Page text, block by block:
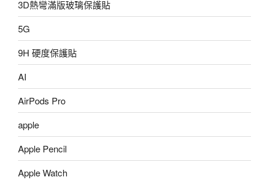
3D熱彎滿版玻璃保護貼
5G
9H 硬度保護貼
AI
AirPods Pro
apple
Apple Pencil
Apple Watch